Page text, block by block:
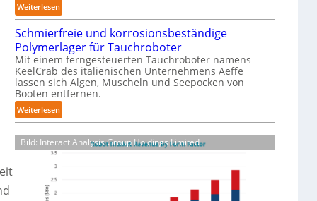
a
d
u
n
g
f
ü
r
K
r
l
e
F
i
n
g
e
r
g
r
e
Weiterlesen:
E
l
e
k
t
r
o
z
y
l
Schmierfreie und korrosionsbeständige
Polymerlager für Tauchroboter
Mit einem ferngesteuerten Tauchroboter namens
KeelCrab des italienischen Unternehmens Aeffe
lassen sich Algen, Muscheln und Seepocken von
Booten entfernen.
Weiterlesen:
S
c
h
Bild: Interact Analysis Group Holdings Limited